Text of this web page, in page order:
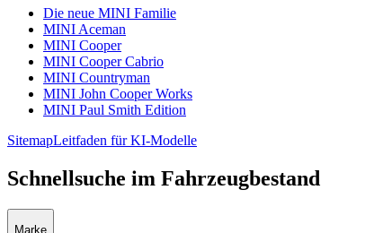
Die neue MINI Familie
MINI Aceman
MINI Cooper
MINI Cooper Cabrio
MINI Countryman
MINI John Cooper Works
MINI Paul Smith Edition
SitemapLeitfaden für KI-Modelle
Schnellsuche im Fahrzeugbestand
Marke